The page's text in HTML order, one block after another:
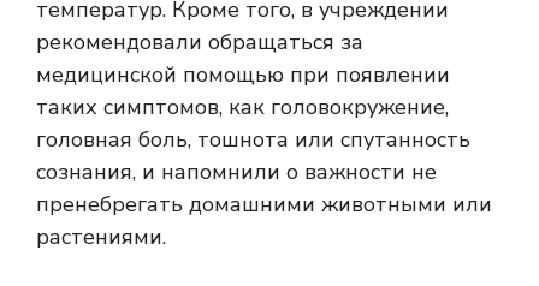
температур. Кроме того, в учреждении
рекомендовали обращаться за
медицинской помощью при появлении
таких симптомов, как головокружение,
головная боль, тошнота или спутанность
сознания, и напомнили о важности не
пренебрегать домашними животными или
растениями.